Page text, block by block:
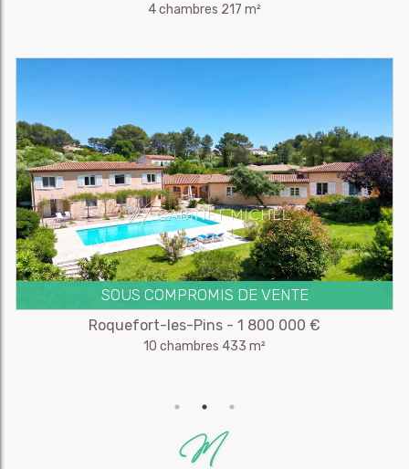
4 chambres 217 m²
SOUS COMPROMIS DE VENTE
Roquefort-les-Pins - 1 800 000 €
10 chambres 433 m²